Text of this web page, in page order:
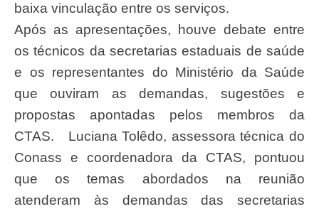
baixa vinculação entre os serviços.
Após as apresentações, houve debate entre
os técnicos da secretarias estaduais de saúde
e os representantes do Ministério da Saúde
que ouviram as demandas, sugestões e
propostas apontadas pelos membros da
CTAS. Luciana Tolêdo, assessora técnica do
Conass e coordenadora da CTAS, pontuou
que os temas abordados na reunião
atenderam às demandas das secretarias